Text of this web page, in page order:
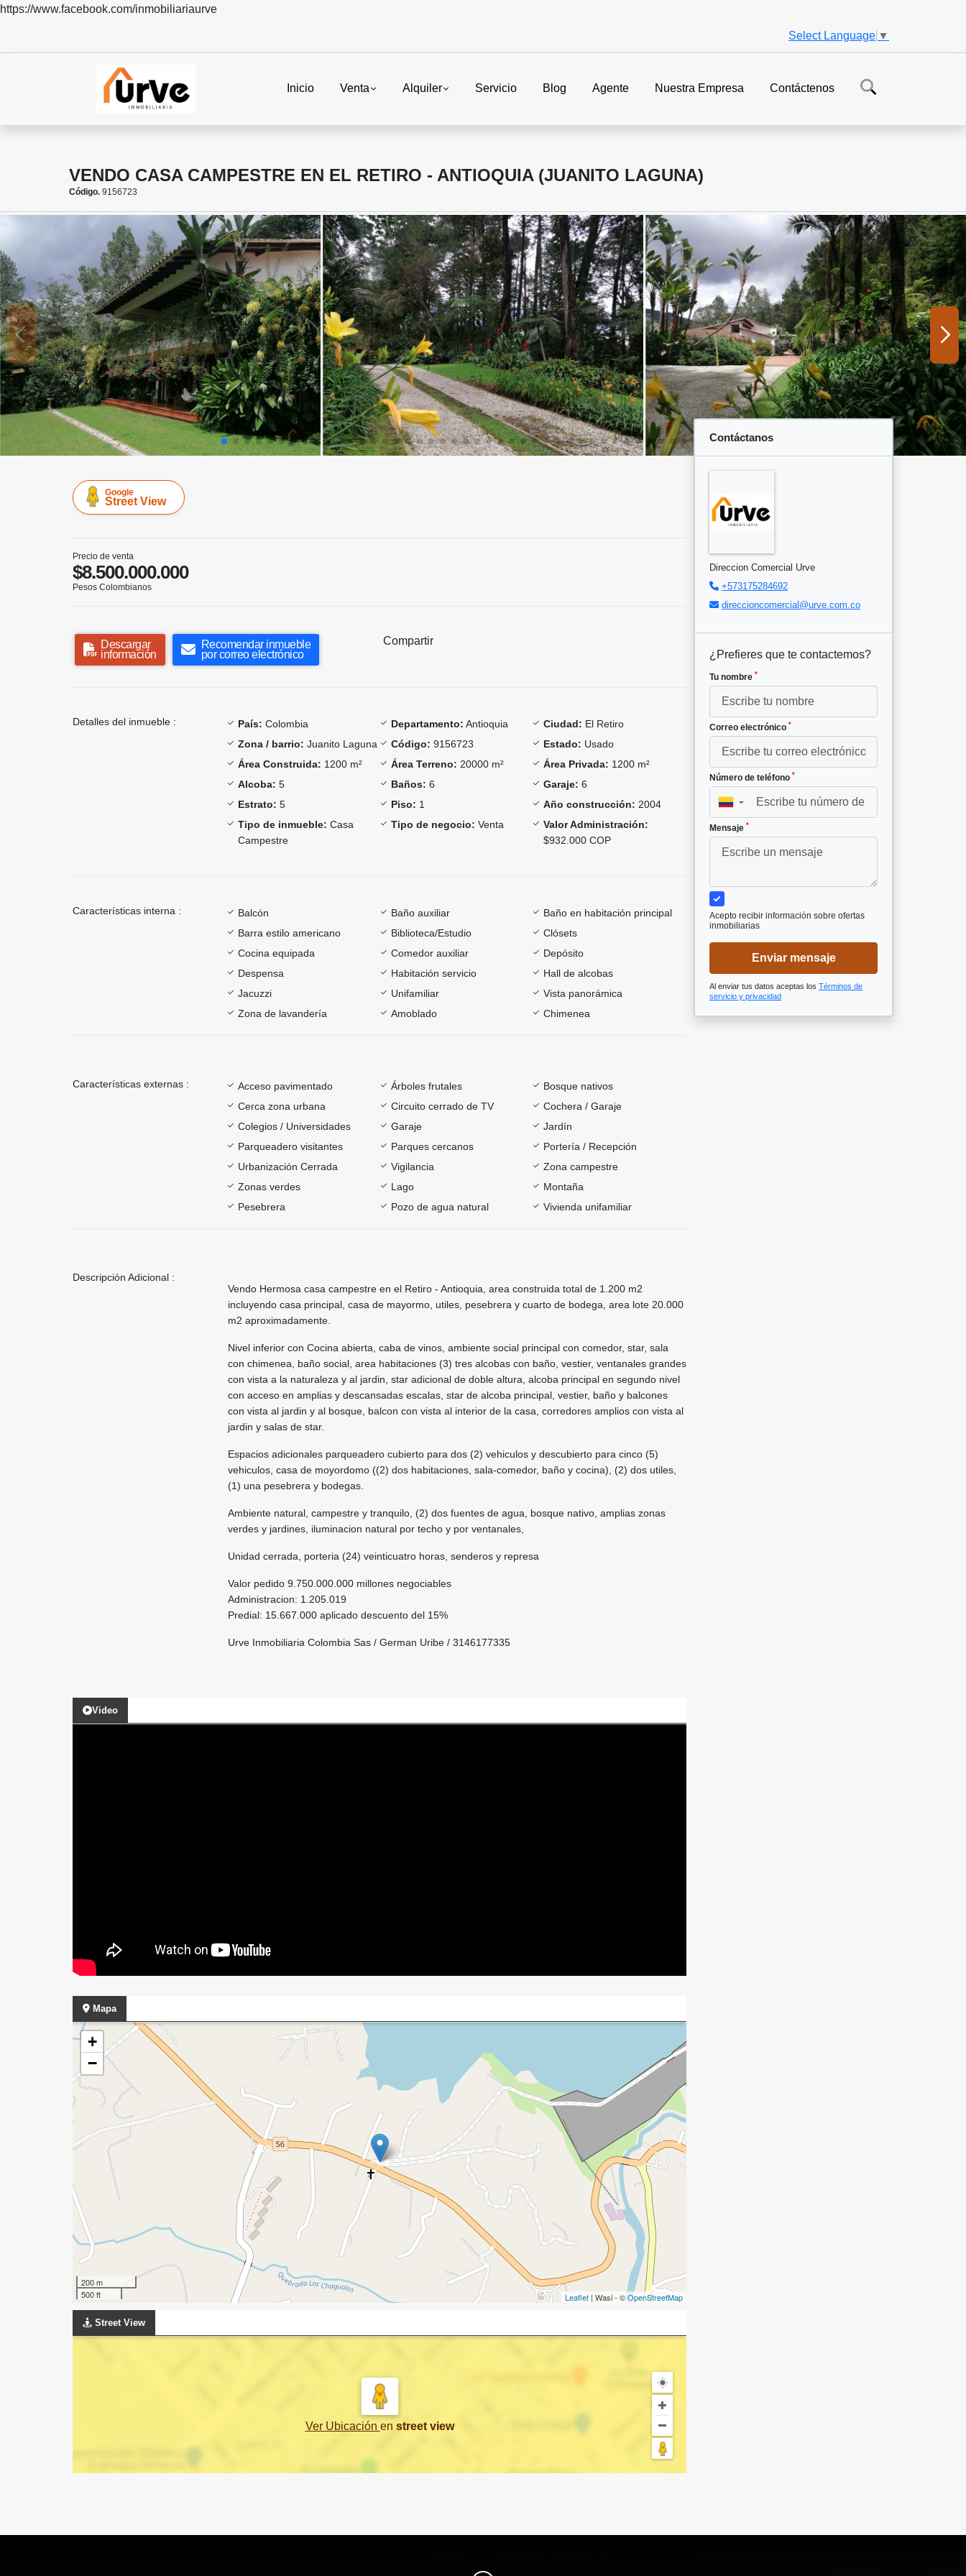
https://www.facebook.com/inmobiliariaurve
Select Language ▼
Inicio Venta Alquiler Servicio Blog Agente Nuestra Empresa Contáctenos
VENDO CASA CAMPESTRE EN EL RETIRO - ANTIOQUIA (JUANITO LAGUNA)
Código. 9156723
Google
Street View
Precio de venta
$8.500.000.000
Pesos Colombianos
Descargar
información
Recomendar inmueble
por correo electrónico
Compartir
Detalles del inmueble : País: Colombia Departamento: Antioquia Ciudad: El Retiro
Zona / barrio: Juanito Laguna Código: 9156723 Estado: Usado
Área Construida: 1200 m² Área Terreno: 20000 m² Área Privada: 1200 m²
Alcoba: 5 Baños: 6 Garaje: 6
Estrato: 5 Piso: 1 Año construcción: 2004
Tipo de inmueble: Casa
Campestre
Tipo de negocio: Venta
Valor Administración:
$932.000 COP
Características interna : Balcón Baño auxiliar
Baño en habitación principal
Barra estilo americano
Biblioteca/Estudio
Clósets
Cocina equipada
Comedor auxiliar
Depósito
Despensa
Habitación servicio
Hall de alcobas
Jacuzzi
Unifamiliar
Vista panorámica
Zona de lavandería
Amoblado Chimenea
Características externas : Acceso pavimentado Árboles frutales
Bosque nativos
Cerca zona urbana
Circuito cerrado de TV
Cochera / Garaje
Colegios / Universidades
Garaje
Jardín
Parqueadero visitantes
Parques cercanos
Portería / Recepción
Urbanización Cerrada
Vigilancia
Zona campestre
Zonas verdes
Lago
Montaña
Pesebrera
Pozo de agua natural Vivienda unifamiliar
Descripción Adicional :
Vendo Hermosa casa campestre en el Retiro - Antioquia, area construida total de 1.200 m2
incluyendo casa principal, casa de mayormo, utiles, pesebrera y cuarto de bodega, area lote 20.000
m2 aproximadamente.
Nivel inferior con Cocina abierta, caba de vinos, ambiente social principal con comedor, star, sala
con chimenea, baño social, area habitaciones (3) tres alcobas con baño, vestier, ventanales grandes
con vista a la naturaleza y al jardin, star adicional de doble altura, alcoba principal en segundo nivel
con acceso en amplias y descansadas escalas, star de alcoba principal, vestier, baño y balcones
con vista al jardin y al bosque, balcon con vista al interior de la casa, corredores amplios con vista al
jardin y salas de star.
Espacios adicionales parqueadero cubierto para dos (2) vehiculos y descubierto para cinco (5)
vehiculos, casa de moyordomo ((2) dos habitaciones, sala-comedor, baño y cocina), (2) dos utiles,
(1) una pesebrera y bodegas.
Ambiente natural, campestre y tranquilo, (2) dos fuentes de agua, bosque nativo, amplias zonas
verdes y jardines, iluminacion natural por techo y por ventanales,
Unidad cerrada, porteria (24) veinticuatro horas, senderos y represa
Valor pedido 9.750.000.000 millones negociables
Administracion: 1.205.019
Predial: 15.667.000 aplicado descuento del 15%
Urve Inmobiliaria Colombia Sas / German Uribe / 3146177335
Video
Mapa
+
−
200 m
500 ft
Leaflet | Wasi - ©OpenStreetMap
Street View
Ver Ubicación en street view
Contáctanos
Direccion Comercial Urve
+573175284692
direccioncomercial@urve.com.co
¿Prefieres que te contactemos?
Tu nombre *
Correo electrónico *
Número de teléfono *
▼
Mensaje *
Acepto recibir información sobre ofertas
inmobiliarias
Enviar mensaje
Al enviar tus datos aceptas los Términos de
servicio y privacidad